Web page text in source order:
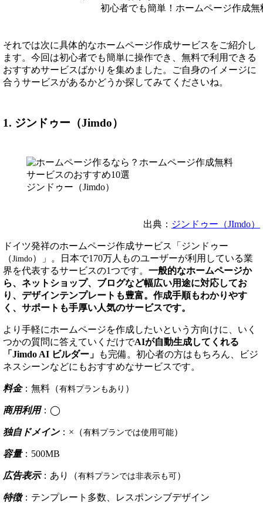
初心者でも簡単！ホームページ作成
それでは次に具体的なホームページ作成サービスをご紹介し
ます。今回は初心者でも簡単に操作でき、無料で利用できる
おすすめサービスばかりを集めました。ご自身のイメージに
合うサービスがあるかどうか探してみてくださいね。
1. ジンドゥー（Jimdo）
ジンドゥー（Jimdo）
出典： ジンドゥー（JImdo）
ドイツ発祥のホームページ作成サービス「ジンドゥー
（Jimdo）」。日本で170万人ものユーザーが利用している業
界を代表するサービスの1つです。 一般的なホームページか
ら、ネットショップ、ブログなど幅広い用途に対応してお
り、デザインテンプレートも豊富。作成手順もわかりやす
く、サポートも手厚い人気のサービスです。
より手軽にホームページを作成したいという方向けに、いく
つかの質問に答えていくだけでAIが自動生成してくれる
「Jimdo AI ビルダー」
も完備。初心者の方はもちろん、ビジ
ネスシーンなどにもおすすめなサービスです。
料金：無料（有料プランもあり ）
商用利用：◯
独自ドメイン：×（有料プランでは使用可能）
容量：500MB
広告表示：あり（有料プランでは非表示も可）
特徴：テンプレート多数、レスポンシブデザイン